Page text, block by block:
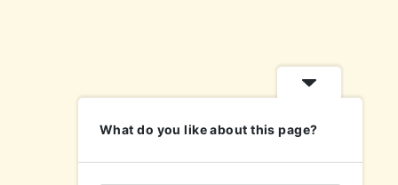
What do you like about this page?